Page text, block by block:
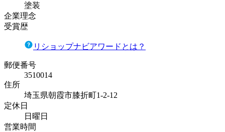
塗装
企業理念
受賞歴
リショップナビアワードとは？
郵便番号
3510014
住所
埼玉県朝霞市膝折町1-2-12
定休日
日曜日
営業時間